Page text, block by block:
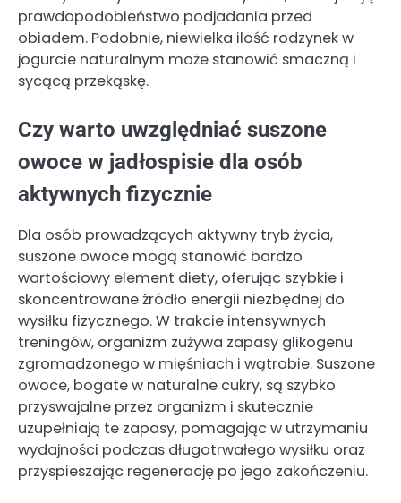
prawdopodobieństwo podjadania przed
obiadem. Podobnie, niewielka ilość rodzynek w
jogurcie naturalnym może stanowić smaczną i
sycącą przekąskę.
Czy warto uwzględniać suszone
owoce w jadłospisie dla osób
aktywnych fizycznie
Dla osób prowadzących aktywny tryb życia,
suszone owoce mogą stanowić bardzo
wartościowy element diety, oferując szybkie i
skoncentrowane źródło energii niezbędnej do
wysiłku fizycznego. W trakcie intensywnych
treningów, organizm zużywa zapasy glikogenu
zgromadzonego w mięśniach i wątrobie. Suszone
owoce, bogate w naturalne cukry, są szybko
przyswajalne przez organizm i skutecznie
uzupełniają te zapasy, pomagając w utrzymaniu
wydajności podczas długotrwałego wysiłku oraz
przyspieszając regenerację po jego zakończeniu.